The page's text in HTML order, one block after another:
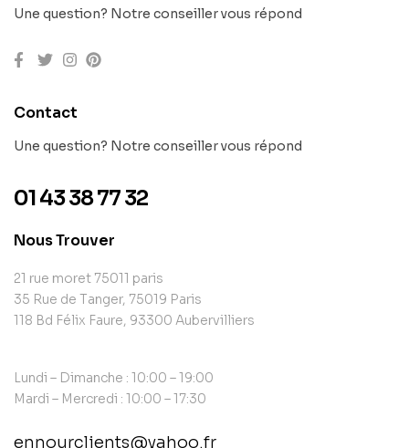
Une question? Notre conseiller vous répond
Contact
Une question? Notre conseiller vous répond
01 43 38 77 32
Nous Trouver
21 rue moret 75011 paris
35 Rue de Tanger, 75019 Paris
118 Bd Félix Faure, 93300 Aubervilliers
Lundi – Dimanche : 10:00 – 19:00
Mardi – Mercredi : 10:00 – 17:30
ennourclients@yahoo.fr